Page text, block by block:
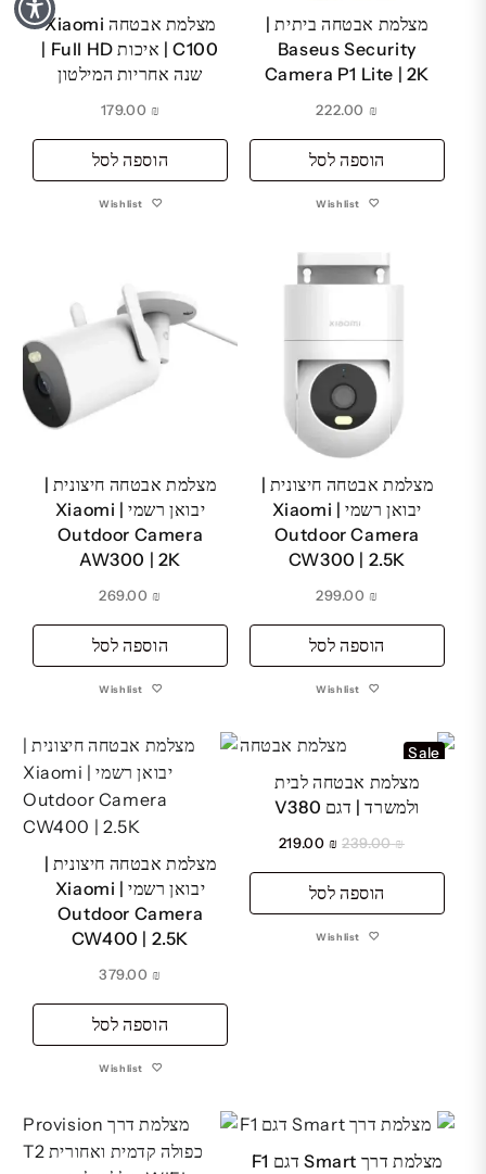
מצלמת אבטחה Xiaomi
C100 | איכות Full HD |
שנה אחריות המילטון
₪
הוספה לסל
Wishlist
מצלמת אבטחה ביתית |
Baseus Security
Camera P1 Lite | 2K
₪
הוספה לסל
Wishlist
מצלמת אבטחה חיצונית |
יבואן רשמי | Xiaomi
Outdoor Camera
AW300 | 2K
₪
הוספה לסל
Wishlist
מצלמת אבטחה חיצונית |
יבואן רשמי | Xiaomi
Outdoor Camera
CW300 | 2.5K
₪
הוספה לסל
Wishlist
מצלמת אבטחה חיצונית |
יבואן רשמי | Xiaomi
Outdoor Camera
CW400 | 2.5K
₪
הוספה לסל
Wishlist
Sale
מצלמת אבטחה לבית
ולמשרד | דגם V380
₪
239.00
המחיר
היה:
₪ 239.00.
₪
המחיר
₪ 219.00.
הוספה לסל
Wishlist
מצלמת דרך Smart דגם F1